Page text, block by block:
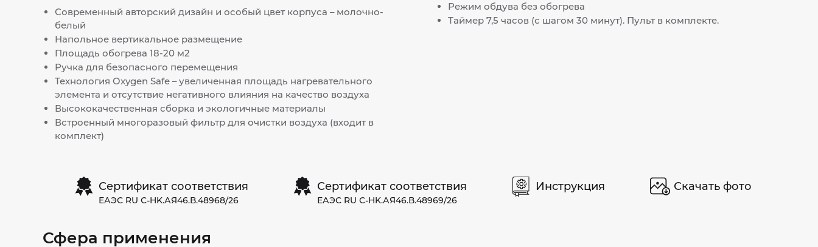
Современный авторский дизайн и особый цвет корпуса – молочно-
белый
Напольное вертикальное размещение
Площадь обогрева 18-20 м2
Ручка для безопасного перемещения
Технология Oxygen Safe – увеличенная площадь нагревательного
элемента и отсутствие негативного влияния на качество воздуха
Высококачественная сборка и экологичные материалы
Встроенный многоразовый фильтр для очистки воздуха (входит в
комплект)
Режим обдува без обогрева
Таймер 7,5 часов (с шагом 30 минут). Пульт в комплекте.
Сертификат соответствия
ЕАЭС RU С-HK.АЯ46.В.48968/26
Сертификат соответствия
ЕАЭС RU С-HK.АЯ46.В.48969/26
Инструкция Скачать фото
Сфера применения